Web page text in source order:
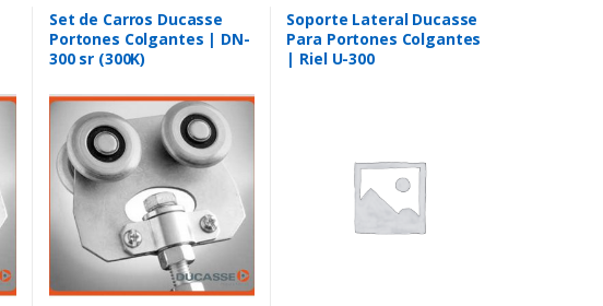
Set de Carros Ducasse
Portones Colgantes | DN-
300 sr (300K)
Soporte Lateral Ducasse
Para Portones Colgantes
| Riel U-300